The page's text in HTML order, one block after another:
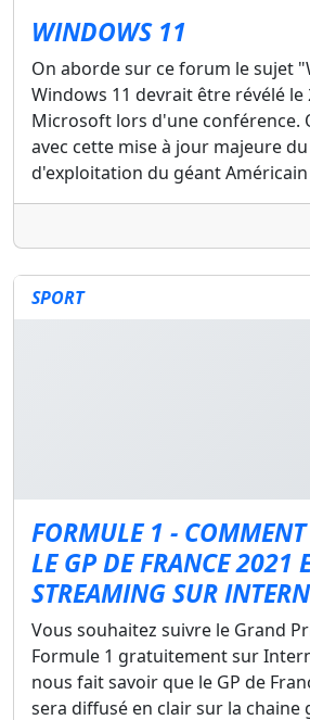
WINDOWS 11
On aborde sur ce forum le sujet
Windows 11 devrait être révélé le
Microsoft lors d'une conférence.
avec cette mise à jour majeure
d'exploitation du géant Américain
SPORT
FORMULE 1 - COMMENT
LE GP DE FRANCE 2021
STREAMING SUR
Vous souhaitez suivre le Grand
Formule 1 gratuitement sur
nous fait savoir que le GP de
sera diffusé en clair sur la chaine